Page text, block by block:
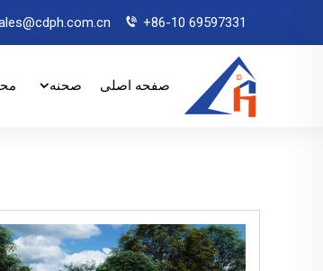
+86-10 69597331
صفحه اصلی صحنه